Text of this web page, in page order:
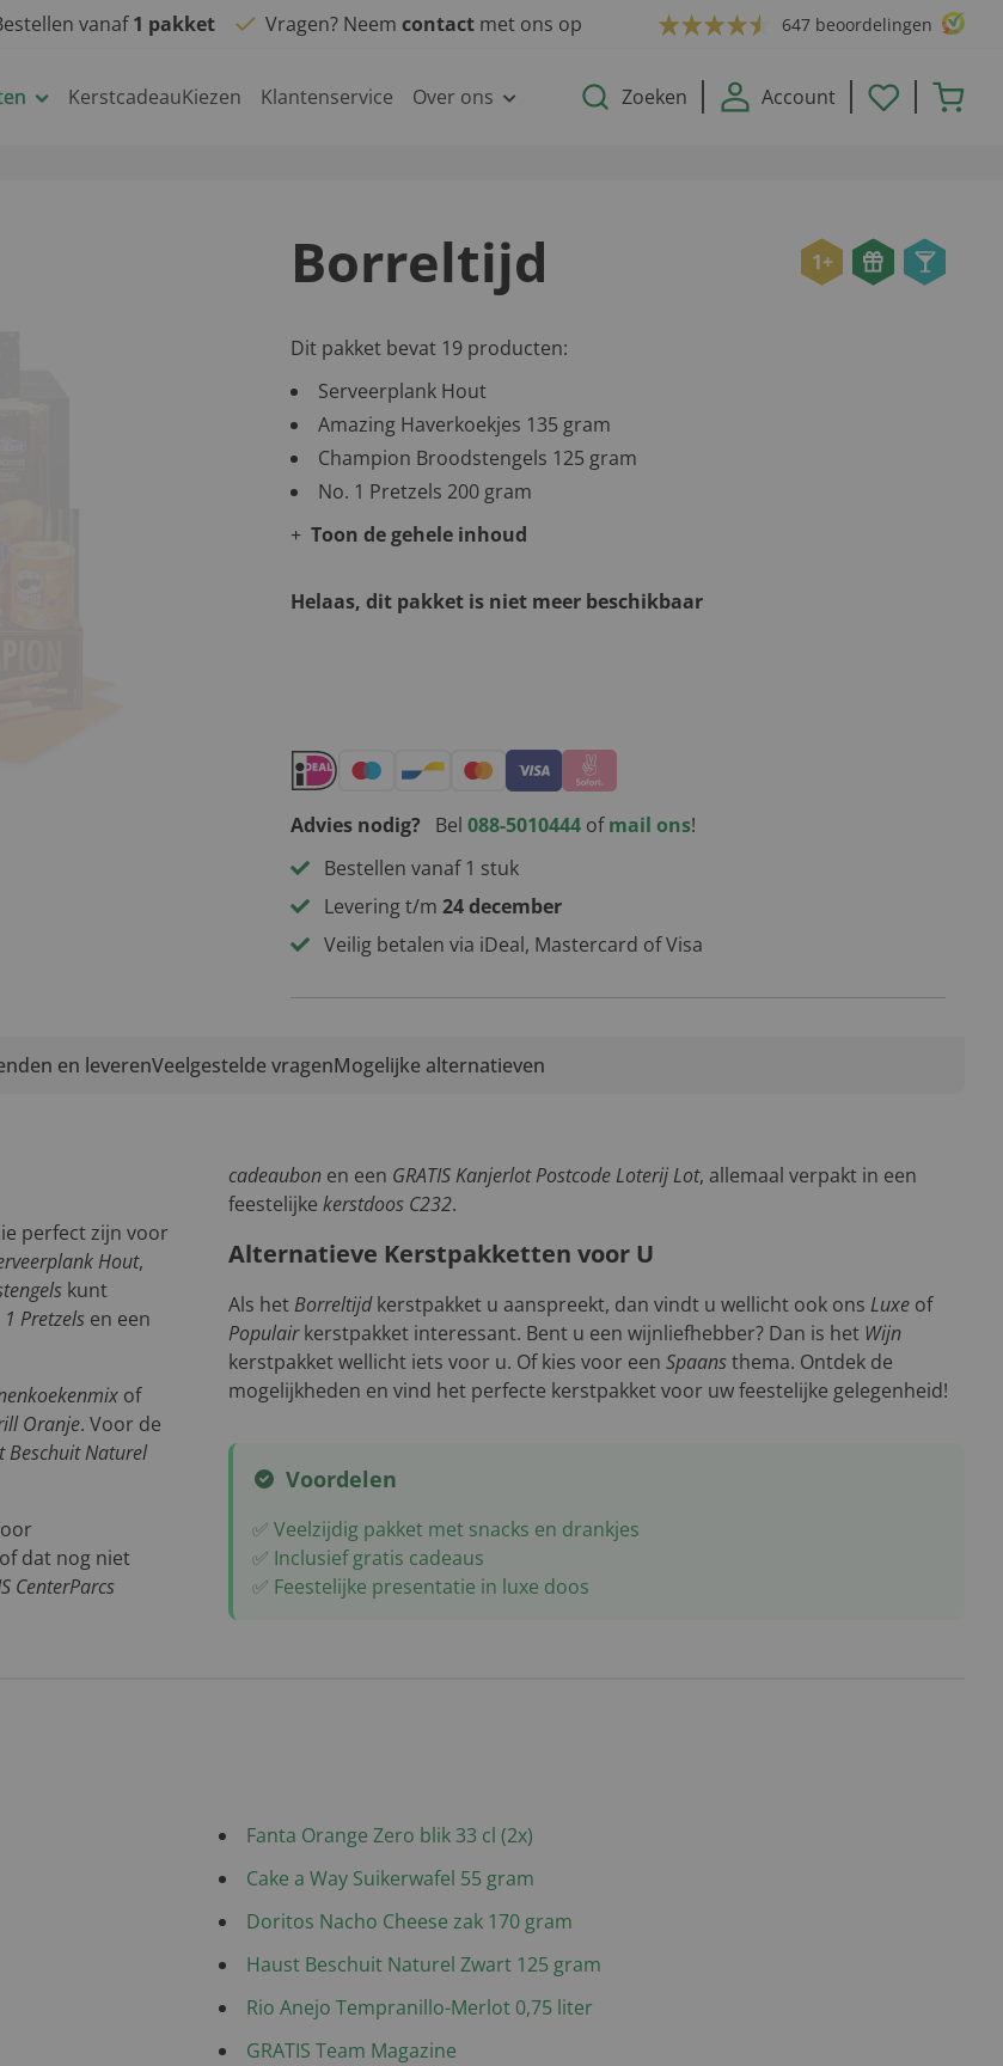
vanaf1 pakket Vragen? Neem contact met ons op 647 beoordelingen
KerstcadeauKiezen Klantenservice Over ons Zoeken Account
Borreltijd 1+
Dit pakket bevat 19 producten:
Serveerplank Hout
Amazing Haverkoekjes 135 gram
Champion Broodstengels 125 gram
No. 1 Pretzels 200 gram
Toon de gehele inhoud
Helaas, dit pakket is niet meer beschikbaar
Advies nodig? Bel 088-5010444 ofmail ons!
Bestellen vanaf 1 stuk
Levering t/m 24 december
Veilig betalen via iDeal, Mastercard of Visa
en leverenVeelgestelde vragenMogelijke alternatieven
perfect zijn voor
Hout,
kunt
Pretzels en een
of
Oranje. Voor de
Beschuit Naturel
dat nog niet
CenterParcs
cadeaubon en een GRATIS Kanjerlot Postcode Loterij Lot, allemaal verpakt in een
feestelijke kerstdoos C232.
Alternatieve Kerstpakketten voor U
Als hetBorreltijdkerstpakket u aanspreekt, dan vindt u wellicht ook ons Luxe of
Populairkerstpakket interessant. Bent u een wijnliefhebber? Dan is het Wijn
kerstpakket wellicht iets voor u. Of kies voor een Spaansthema. Ontdek de
mogelijkheden en vind het perfecte kerstpakket voor uw feestelijke gelegenheid!
Voordelen
✅ Veelzijdig pakket met snacks en drankjes
✅ Inclusief gratis cadeaus
✅ Feestelijke presentatie in luxe doos
Fanta Orange Zero blik 33 cl (2x)
Cake a Way Suikerwafel 55 gram
Doritos Nacho Cheese zak 170 gram
Haust Beschuit Naturel Zwart 125 gram
Rio Anejo Tempranillo-Merlot 0,75 liter
GRATIS Team Magazine